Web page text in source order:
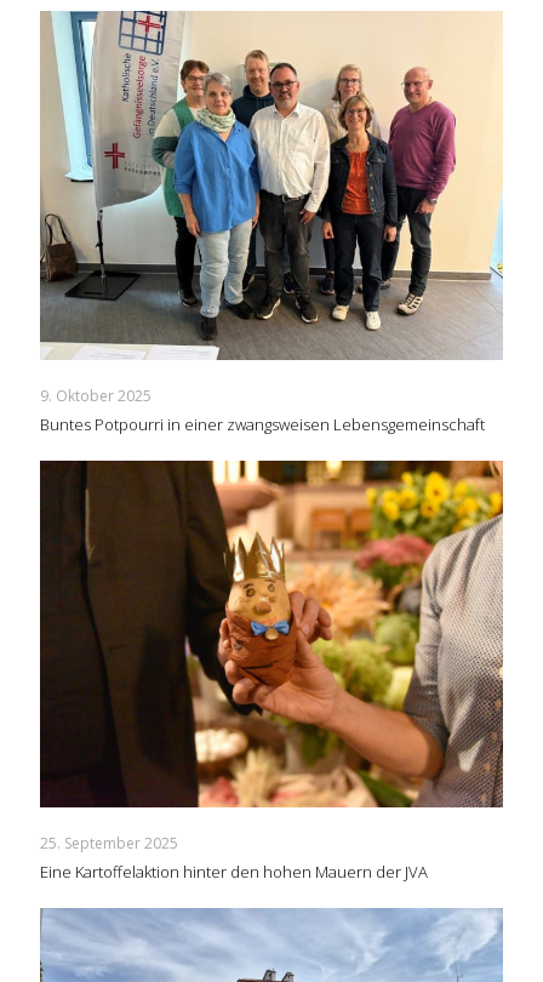
9. Oktober 2025
Buntes Potpourri in einer zwangsweisen Lebensgemeinschaft
25. September 2025
Eine Kartoffelaktion hinter den hohen Mauern der JVA